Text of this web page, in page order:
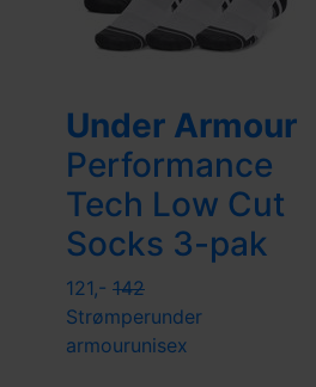
Under Armour
Performance
Tech Low Cut
Socks 3-pak
121,- 142
Strømperunder
armourunisex